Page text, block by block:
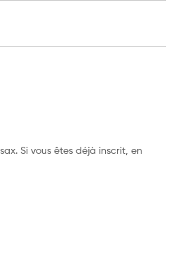
Si vous êtes déjà inscrit, en